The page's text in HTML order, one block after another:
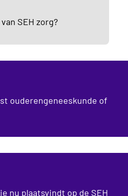
SEH zorg?
ouderengeneeskunde of
nu plaatsvindt op de SEH